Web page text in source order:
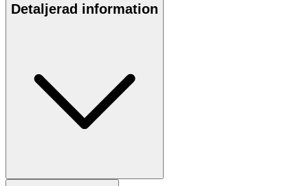
Detaljerad information